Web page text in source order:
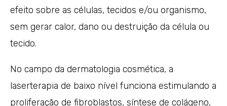
efeito sobre as células, tecidos e/ou organismo,
sem gerar calor, dano ou destruição da célula ou
tecido.
No campo da dermatologia cosmética, a
laserterapia de baixo nível funciona estimulando a
proliferação de fibroblastos, síntese de colágeno,